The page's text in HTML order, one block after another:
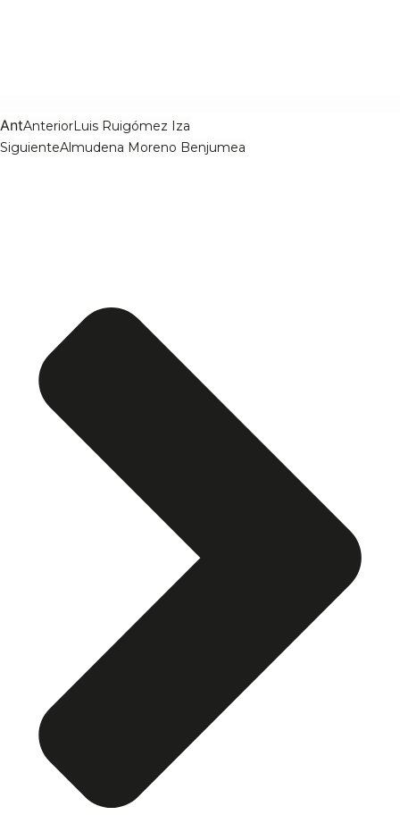
AntAnteriorLuis Ruigómez Iza
SiguienteAlmudena Moreno Benjumea